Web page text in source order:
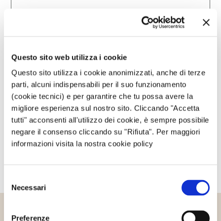
Questo sito web utilizza i cookie
Questo sito utilizza i cookie anonimizzati, anche di terze
parti, alcuni indispensabili per il suo funzionamento
(cookie tecnici) e per garantire che tu possa avere la
migliore esperienza sul nostro sito. Cliccando "Accetta
tutti" acconsenti all'utilizzo dei cookie, è sempre possibile
negare il consenso cliccando su "Rifiuta". Per maggiori
informazioni visita la nostra cookie policy
delNecessari
Preferenze
Questo sito è protetto da reCAPTCHA, ed è soggetto alla
Avvertimi via email in caso di risposte al mio
commento.
Avvertimi via email alla pubblicazione di un nuovo
articolo.